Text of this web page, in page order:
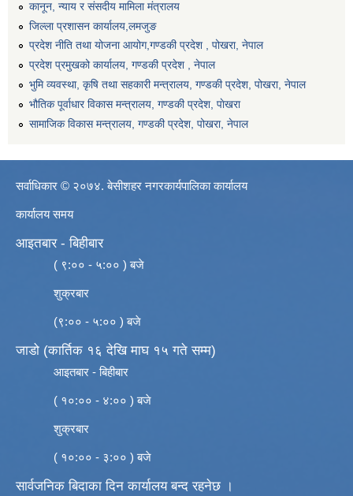
कानून, न्याय र संसदीय मामिला मंत्रालय
जिल्ला प्रशासन कार्यालय,लमजुङ
प्रदेश नीति तथा योजना आयोग,गण्डकी प्रदेश , पोखरा, नेपाल
प्रदेश प्रमुखको कार्यालय, गण्डकी प्रदेश , नेपाल
भुमि व्यवस्था, कृषि तथा सहकारी मन्त्रालय, गण्डकी प्रदेश, पोखरा, नेपाल
भौतिक पूर्वाधार विकास मन्त्रालय, गण्डकी प्रदेश, पाेखरा
सामाजिक विकास मन्त्रालय, गण्डकी प्रदेश, पोखरा, नेपाल
सर्वाधिकार © २०७४. बेसीशहर नगरकार्यपालिका कार्यालय
कार्यालय समय
आइतबार - बिहीबार
( ९:०० - ५:०० ) बजे
शुक्रबार
(९:०० - ५:०० ) बजे
जाडो (कार्तिक १६ देखि माघ १५ गते सम्म)
आइतबार - बिहीबार
( १०:०० - ४:०० ) बजे
शुक्रबार
( १०:०० - ३:०० ) बजे
सार्वजनिक बिदाका दिन कार्यालय बन्द रहनेछ ।